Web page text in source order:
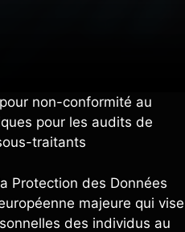
non-conformité au
pour les audits de
traitants
Protection des Données
majeure qui vise
des individus au